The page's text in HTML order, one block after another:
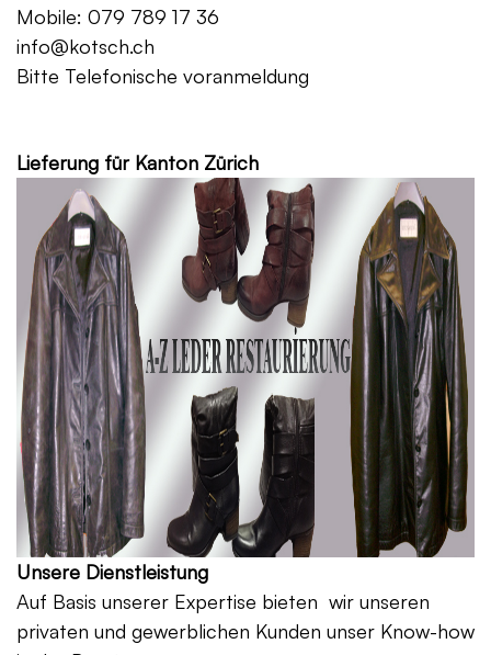
Mobile: 079 789 17 36
info@kotsch.ch
Bitte Telefonische voranmeldung
Lieferung für Kanton Zürich
Unsere Dienstleistung
Auf Basis unserer Expertise bieten wir unseren
privaten und gewerblichen Kunden unser Know-how